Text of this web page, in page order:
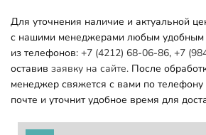
Для уточнения наличие и актуальной
с нашими менеджерами любым удобным
из телефонов: +7 (4212) 68-06-86, +7
оставив заявку на сайте. После
менеджер свяжется с вами по телефону
почте и уточнит удобное время для